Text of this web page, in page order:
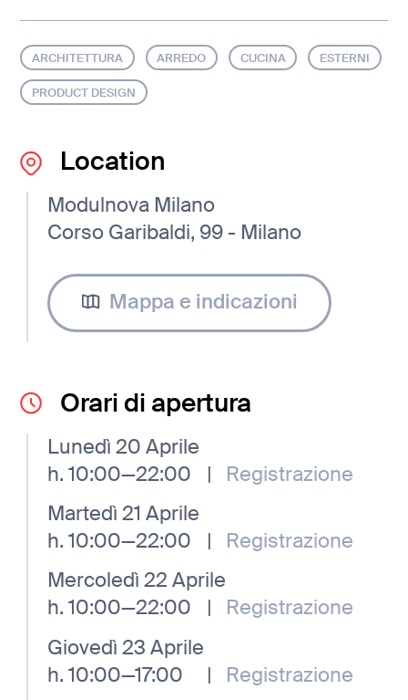
ARCHITETTURA ARREDO CUCINA ESTERNI
PRODUCT DESIGN
Location
Modulnova Milano
Corso Garibaldi, 99 - Milano
Mappa e indicazioni
Orari di apertura
Lunedì 20 Aprile
h. 10:00—22:00
| Registrazione
Martedì 21 Aprile
h. 10:00—22:00
| Registrazione
Mercoledì 22 Aprile
h. 10:00—22:00
| Registrazione
Giovedì 23 Aprile
h. 10:00—17:00
| Registrazione